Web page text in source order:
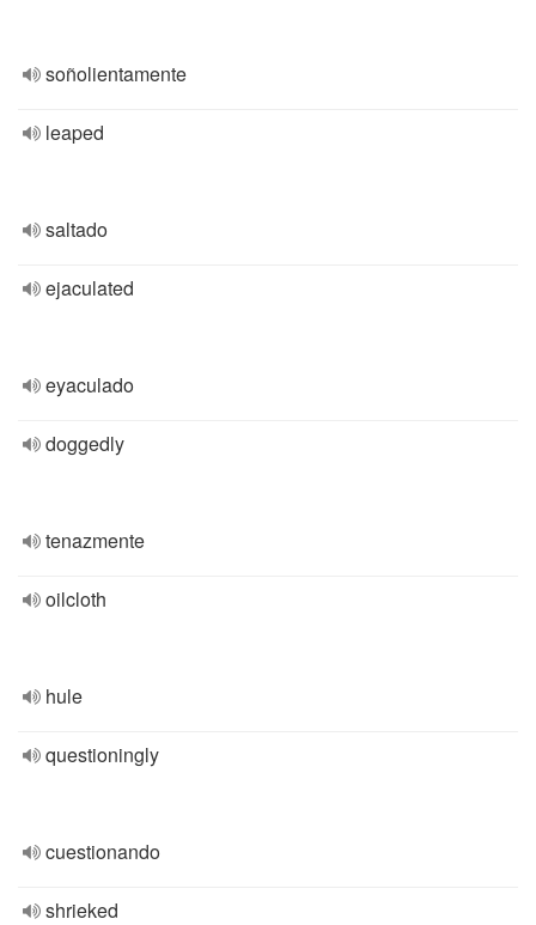
soñolientamente
leaped
saltado
ejaculated
eyaculado
doggedly
tenazmente
oilcloth
hule
questioningly
cuestionando
shrieked